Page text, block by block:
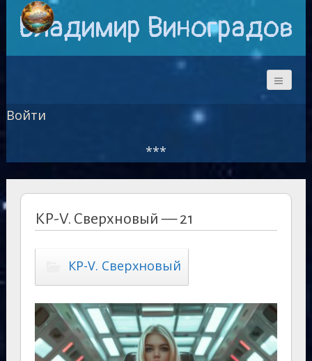
Владимир Виноградов
Войти
***
КР-V. Сверхновый — 21
КР-V. Сверхновый